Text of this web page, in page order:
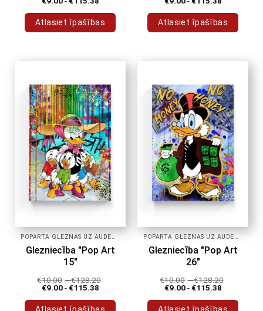
Atlasiet īpašības
varianti.
Variantus
var
izvēlēties
produkta
lapā
Atlasiet īpašības
varianti.
Variantus
var
izvēlēties
produkta
lapā
Glezniecība "Pop Art
15"
€10.00 -€128.20
€9.00-€115.38
Atlasiet īpašības
Glezniecība "Pop Art
26"
€10.00 -€128.20
€9.00-€115.38
Atlasiet īpašības